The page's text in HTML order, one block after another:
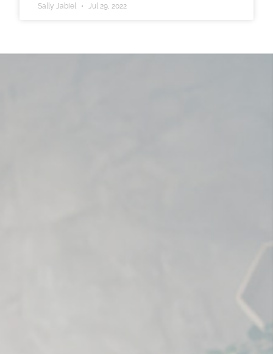
Sally Jabiel Jul 29, 2022